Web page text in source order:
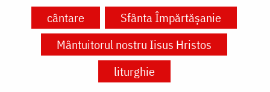
cântare
Sfânta Împărtășanie
Mântuitorul nostru Iisus Hristos
liturghie